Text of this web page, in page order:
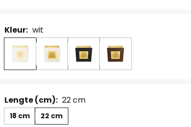
Kleur: wit
Lengte (cm): 22 cm
18 cm 22 cm